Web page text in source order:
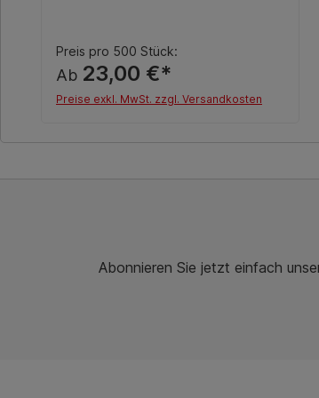
Preis pro 500 Stück:
Ab 23,00 €*
Preise exkl. MwSt. zzgl. Versandkosten
Details
Abonnieren Sie jetzt einfach